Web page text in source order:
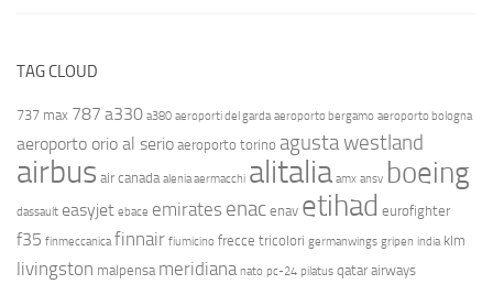
TAG CLOUD
737 max 787 a330 a380 aeroporti del garda aeroporto bergamo aeroporto bologna
aeroporto orio al serio aeroporto torino agusta westland
airbus air canada alenia aermacchi alitalia amx ansv boeing
dassault easyjet ebace emirates enac enav etihad eurofighter
f35 finmeccanica finnair fiumicino frecce tricolori germanwings gripen india klm
livingston malpensa meridiana nato pc-24 pilatus qatar airways